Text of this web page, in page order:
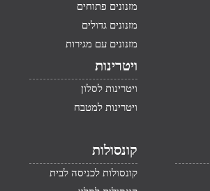
מזנונים פתוחים
מזנונים גדולים
מזנונים עם מגירות
ויטרינות
ויטרינות לסלון
ויטרינות למטבח
קונסולות
קונסולות לכניסה לבית